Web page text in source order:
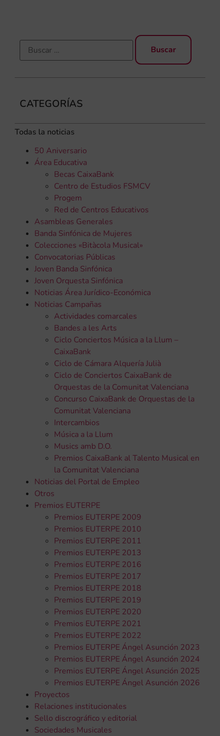
CATEGORÍAS
Todas la noticias
50 Aniversario
Área Educativa
Becas CaixaBank
Centro de Estudios FSMCV
Progem
Red de Centros Educativos
Asambleas Generales
Banda Sinfónica de Mujeres
Colecciones «Bitàcola Musical»
Convocatorias Públicas
Joven Banda Sinfónica
Joven Orquesta Sinfónica
Noticias Área Jurídico-Económica
Noticias Campañas
Actividades comarcales
Bandes a les Arts
Ciclo Conciertos Música a la Llum –
CaixaBank
Ciclo de Cámara Alquería Julià
Ciclo de Conciertos CaixaBank de
Orquestas de la Comunitat Valenciana
Concurso CaixaBank de Orquestas de la
Comunitat Valenciana
Intercambios
Música a la Llum
Musics amb D.O.
Premios CaixaBank al Talento Musical en
la Comunitat Valenciana
Noticias del Portal de Empleo
Otros
Premios EUTERPE
Premios EUTERPE 2009
Premios EUTERPE 2010
Premios EUTERPE 2011
Premios EUTERPE 2013
Premios EUTERPE 2016
Premios EUTERPE 2017
Premios EUTERPE 2018
Premios EUTERPE 2019
Premios EUTERPE 2020
Premios EUTERPE 2021
Premios EUTERPE 2022
Premios EUTERPE Ángel Asunción 2023
Premios EUTERPE Ángel Asunción 2024
Premios EUTERPE Ángel Asunción 2025
Premios EUTERPE Ángel Asunción 2026
Proyectos
Relaciones institucionales
Sello discrográfico y editorial
Sociedades Musicales